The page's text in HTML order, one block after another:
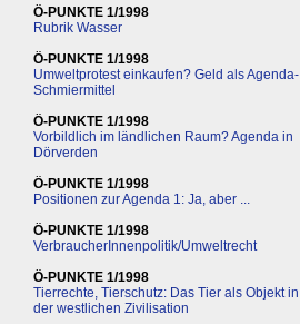
Ö-PUNKTE 1/1998
Rubrik Wasser
Ö-PUNKTE 1/1998
Umweltprotest einkaufen? Geld als Agenda-
Schmiermittel
Ö-PUNKTE 1/1998
Vorbildlich im ländlichen Raum? Agenda in
Dörverden
Ö-PUNKTE 1/1998
Positionen zur Agenda 1: Ja, aber ...
Ö-PUNKTE 1/1998
VerbraucherInnenpolitik/Umweltrecht
Ö-PUNKTE 1/1998
Tierrechte, Tierschutz: Das Tier als Objekt in
der westlichen Zivilisation